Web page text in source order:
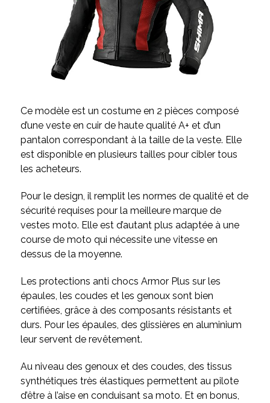
Ce modèle est un costume en 2 pièces composé
d’une veste en cuir de haute qualité A+ et d’un
pantalon correspondant à la taille de la veste. Elle
est disponible en plusieurs tailles pour cibler tous
les acheteurs.
Pour le design, il remplit les normes de qualité et de
sécurité requises pour la meilleure marque de
vestes moto. Elle est d’autant plus adaptée à une
course de moto qui nécessite une vitesse en
dessus de la moyenne.
Les protections anti chocs Armor Plus sur les
épaules, les coudes et les genoux sont bien
certifiées, grâce à des composants résistants et
durs. Pour les épaules, des glissières en aluminium
leur servent de revêtement.
Au niveau des genoux et des coudes, des tissus
synthétiques très élastiques permettent au pilote
d’être à l’aise en conduisant sa moto. Et en bonus,